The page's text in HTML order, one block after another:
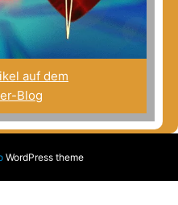
auf dem
Blog
WordPress theme